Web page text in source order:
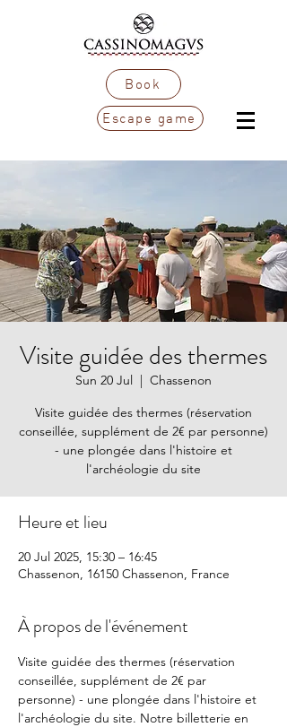
Book
Escape game
Visite guidée des thermes
Sun 20 Jul
  |
Chassenon
Visite guidée des thermes (réservation
conseillée, supplément de 2€ par personne)
- une plongée dans l'histoire et
l'archéologie du site
Heure et lieu
20 Jul 2025, 15:30 – 16:45
Chassenon, 16150 Chassenon, France
À propos de l'événement
Visite guidée des thermes (réservation
conseillée, supplément de 2€ par
personne) - une plongée dans l'histoire et
l'archéologie du site. Notre billetterie en